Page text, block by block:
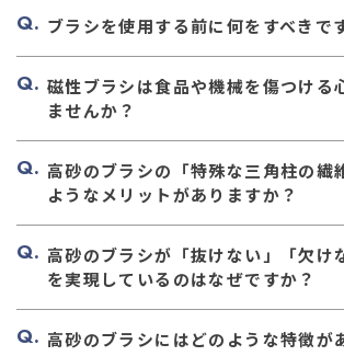
ブラシを使用する前に何をすべきで
磁性ブラシは食品や機械を傷つける
ませんか？
高砂のブラシの「特殊な三角柱の繊
ようなメリットがありますか？
高砂のブラシが「抜けない」「欠け
を実現しているのはなぜですか？
高砂のブラシにはどのような特徴が